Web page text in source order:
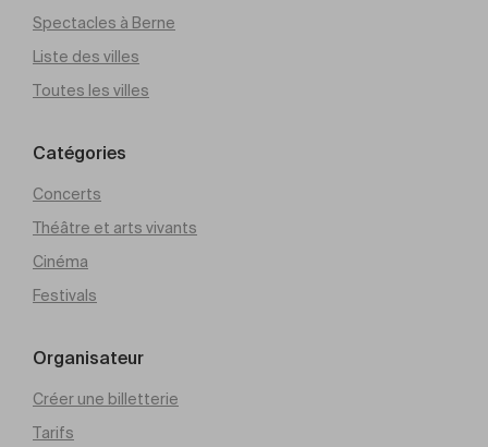
Spectacles à Berne
Liste des villes
Toutes les villes
Catégories
Concerts
Théâtre et arts vivants
Cinéma
Festivals
Organisateur
Créer une billetterie
Tarifs